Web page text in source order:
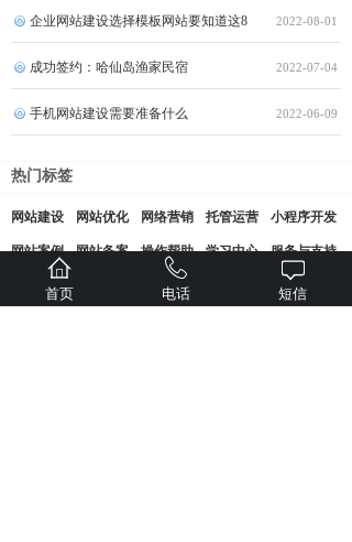
企业网站建设选择模板网站要知道这8 2022-08-01
成功签约：哈仙岛渔家民宿 2022-07-04
手机网站建设需要准备什么 2022-06-09
热门标签
网站优化 网络营销 小程序开发
网站建设 托管运营
学习中心 服务与支持
操作帮助
网站备案
网站案例
首页 电话 短信